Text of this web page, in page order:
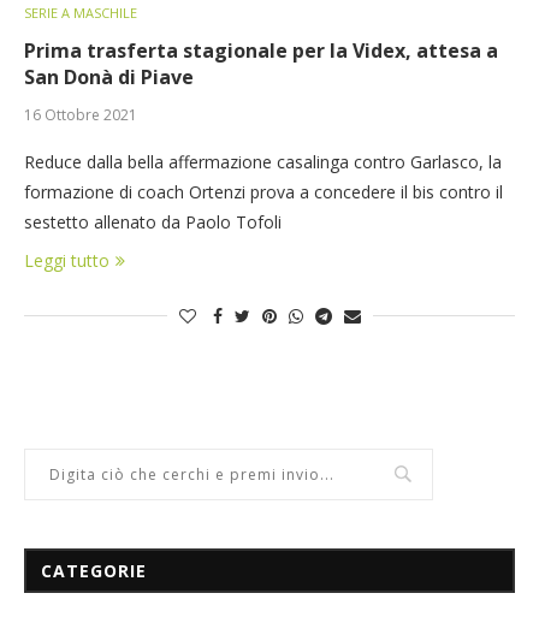
SERIE A MASCHILE
Prima trasferta stagionale per la Videx, attesa a
San Donà di Piave
16 Ottobre 2021
Reduce dalla bella affermazione casalinga contro Garlasco, la
formazione di coach Ortenzi prova a concedere il bis contro il
sestetto allenato da Paolo Tofoli
Leggi tutto
CATEGORIE